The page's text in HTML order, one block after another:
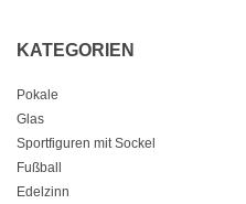
KATEGORIEN
Pokale
Glas
Sportfiguren mit Sockel
Fußball
Edelzinn